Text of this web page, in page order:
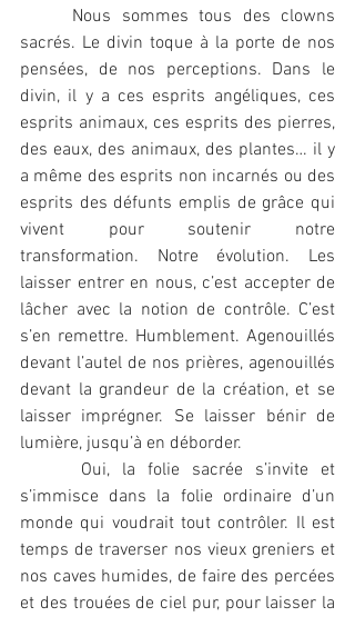
Nous sommes tous des clowns
sacrés. Le divin toque à la porte de nos
pensées, de nos perceptions. Dans le
divin, il y a ces esprits angéliques, ces
esprits animaux, ces esprits des pierres,
des eaux, des animaux, des plantes… il y
a même des esprits non incarnés ou des
esprits des défunts emplis de grâce qui
vivent pour soutenir notre
transformation. Notre évolution. Les
laisser entrer en nous, c’est accepter de
lâcher avec la notion de contrôle. C’est
s’en remettre. Humblement. Agenouillés
devant l’autel de nos prières, agenouillés
devant la grandeur de la création, et se
laisser imprégner. Se laisser bénir de
lumière, jusqu’à en déborder.
Oui, la folie sacrée s’invite et
s’immisce dans la folie ordinaire d’un
monde qui voudrait tout contrôler. Il est
temps de traverser nos vieux greniers et
nos caves humides, de faire des percées
et des trouées de ciel pur, pour laisser la